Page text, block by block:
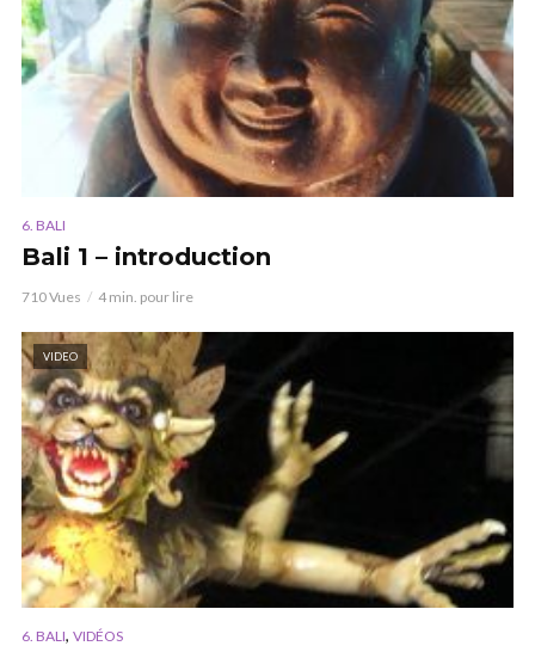
6. BALI
Bali 1 – introduction
710 Vues 4 min. pour lire
VIDEO
6. BALI, VIDÉOS